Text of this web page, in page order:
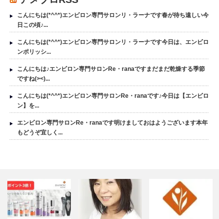
こんにちは(*^^*)エンビロン専門サロンリ・ラーナです春が待ち遠しい今
日この頃♪...
こんにちは(*^^*)エンビロン専門サロンリ・ラーナです今日は、エンビロ
ンポリッシ...
こんにちは♪エンビロン専門サロンRe・ranaですまだまだ乾燥する季節
ですね(><)...
こんにちは(*^^*)エンビロン専門サロンRe・ranaです♪今日は【エンビロ
ン】を...
エンビロン専門サロンRe・ranaです明けましておはようございます本年
もどうぞ宜しく...